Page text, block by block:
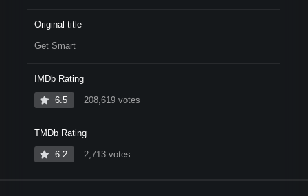
Original title
Get Smart
IMDb Rating
6.5 208,619 votes
TMDb Rating
6.2 2,713 votes